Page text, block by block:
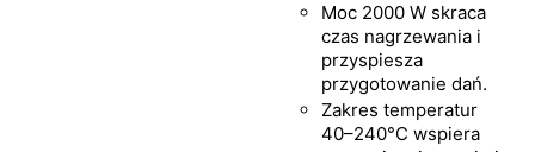
Moc 2000 W skraca
czas nagrzewania i
przyspiesza
przygotowanie dań.
Zakres temperatur
40–240°C wspiera